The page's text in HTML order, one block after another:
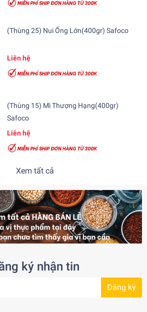
(Thùng 25) Nui Ống Lớn(400gr) Safoco
Liên hệ
(Thùng 15) Mì Thượng Hạng(400gr)
Safoco
Liên hệ
Xem tất cả
ký nhận tin
Đăng ký